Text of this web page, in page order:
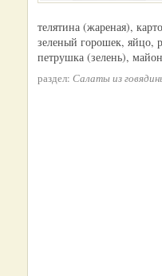
телятина (жареная),
зеленый горошек, яйцо,
петрушка (зелень),
раздел: Салаты из